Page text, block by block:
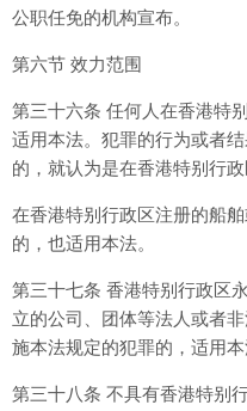
公职任免的机构宣布。
第六节 效力范围
第三十六条 任何人在香港特
适用本法。犯罪的行为或者
的，就认为是在香港特别行政
在香港特别行政区注册的船
的，也适用本法。
第三十七条 香港特别行政区
立的公司、团体等法人或者
施本法规定的犯罪的，适用本
第三十八条 不具有香港特别